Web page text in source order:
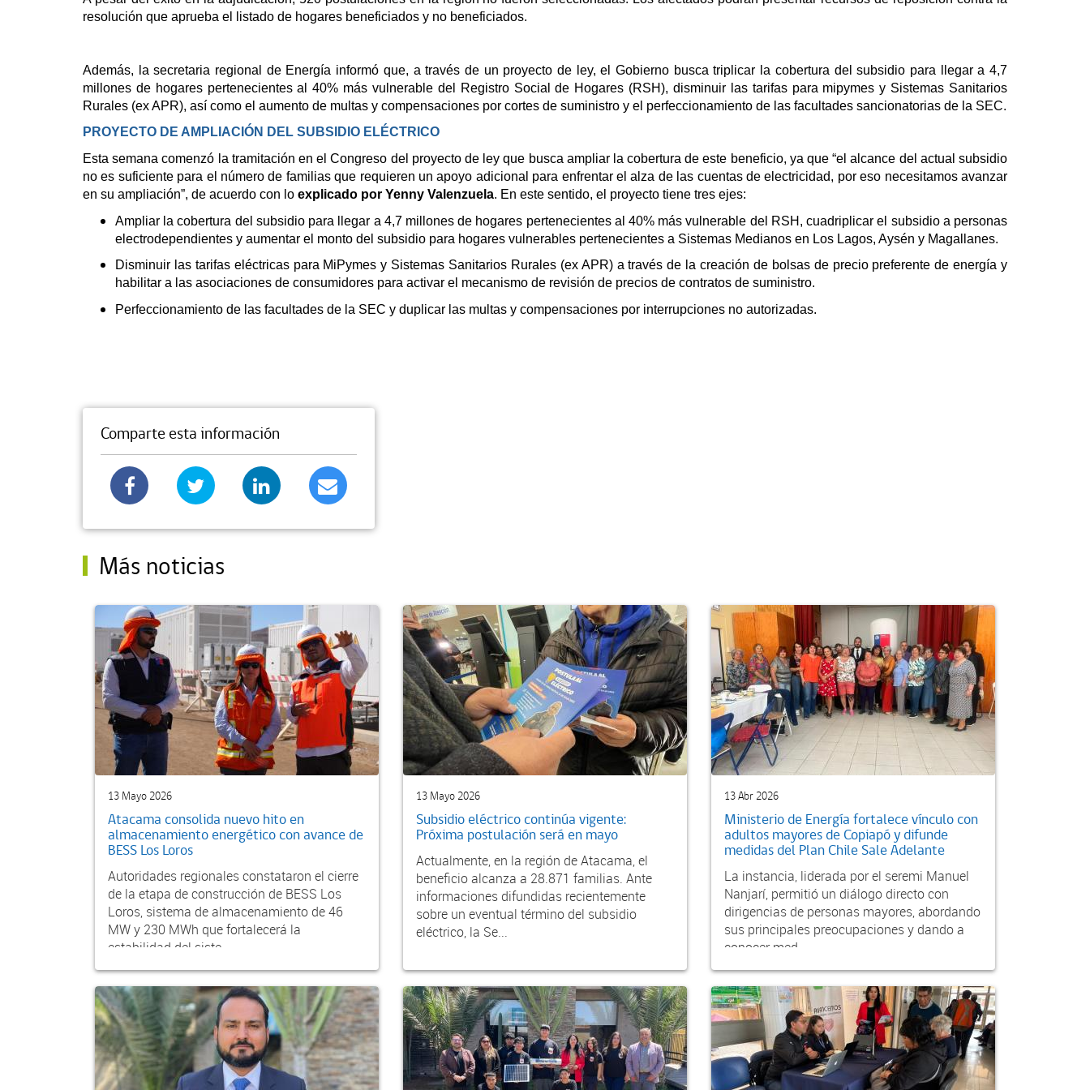
resolución que aprueba el listado de hogares beneficiados y no beneficiados.
Además, la secretaria regional de Energía informó que, a través de un proyecto de ley, el Gobierno busca triplicar la cobertura del subsidio para llegar a 4,7
millones de hogares pertenecientes al 40% más vulnerable del Registro Social de Hogares (RSH), disminuir las tarifas para mipymes y Sistemas Sanitarios
Rurales (ex APR), así como el aumento de multas y compensaciones por cortes de suministro y el perfeccionamiento de las facultades sancionatorias de la SEC.
PROYECTO DE AMPLIACIÓN DEL SUBSIDIO ELÉCTRICO
Esta semana comenzó la tramitación en el Congreso del proyecto de ley que busca ampliar la cobertura de este beneficio, ya que “el alcance del actual subsidio
no es suficiente para el número de familias que requieren un apoyo adicional para enfrentar el alza de las cuentas de electricidad, por eso necesitamos avanzar
en su ampliación”, de acuerdo con lo explicado por Yenny Valenzuela. En este sentido, el proyecto tiene tres ejes:
Ampliar la cobertura del subsidio para llegar a 4,7 millones de hogares pertenecientes al 40% más vulnerable del RSH, cuadriplicar el subsidio a personas
electrodependientes y aumentar el monto del subsidio para hogares vulnerables pertenecientes a Sistemas Medianos en Los Lagos, Aysén y Magallanes.
Disminuir las tarifas eléctricas para MiPymes y Sistemas Sanitarios Rurales (ex APR) a través de la creación de bolsas de precio preferente de energía y
habilitar a las asociaciones de consumidores para activar el mecanismo de revisión de precios de contratos de suministro.
Perfeccionamiento de las facultades de la SEC y duplicar las multas y compensaciones por interrupciones no autorizadas.
Comparte esta información
Más noticias
13 Mayo 2026
Atacama consolida nuevo hito en
almacenamiento energético con avance de
BESS Los Loros
Autoridades regionales constataron el cierre
de la etapa de construcción de BESS Los
Loros, sistema de almacenamiento de 46
MW y 230 MWh que fortalecerá la
estabilidad del siste...
13 Mayo 2026
Subsidio eléctrico continúa vigente:
Próxima postulación será en mayo
Actualmente, en la región de Atacama, el
beneficio alcanza a 28.871 familias. Ante
informaciones difundidas recientemente
sobre un eventual término del subsidio
eléctrico, la Se...
13 Abr 2026
Ministerio de Energía fortalece vínculo con
adultos mayores de Copiapó y difunde
medidas del Plan Chile Sale Adelante
La instancia, liderada por el seremi Manuel
Nanjarí, permitió un diálogo directo con
dirigencias de personas mayores, abordando
sus principales preocupaciones y dando a
conocer med...